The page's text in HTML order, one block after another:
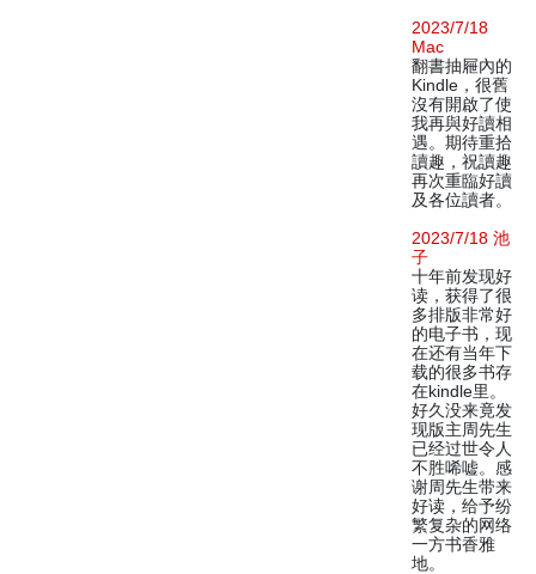
2023/7/18
Mac
翻書抽屜內的
Kindle，很舊
沒有開啟了使
我再與好讀相
遇。期待重拾
讀趣，祝讀趣
再次重臨好讀
及各位讀者。
2023/7/18 池
子
十年前发现好
读，获得了很
多排版非常好
的电子书，现
在还有当年下
载的很多书存
在kindle里。
好久没来竟发
现版主周先生
已经过世令人
不胜唏嘘。感
谢周先生带来
好读，给予纷
繁复杂的网络
一方书香雅
地。